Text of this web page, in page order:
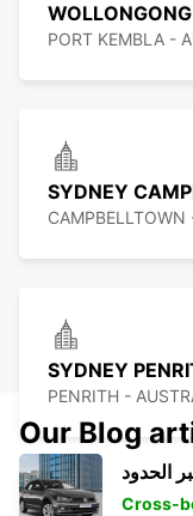
WOLLONGONG
PORT KEMBLA -
SYDNEY
CAMPBELLTOWN
SYDNEY
PENRITH -
الحدود
Cross-